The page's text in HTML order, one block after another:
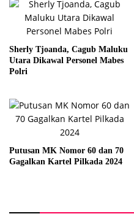
Sherly Tjoanda, Cagub Maluku
Utara Dikawal Personel Mabes
Polri
Putusan MK Nomor 60 dan 70
Gagalkan Kartel Pilkada 2024